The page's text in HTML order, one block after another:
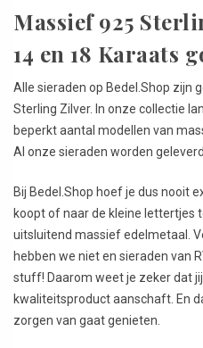
Massief 925
14 en 18 Karaats
Alle sieraden op Bedel.Shop zijn
Sterling Zilver. In onze collectie
beperkt aantal modellen van
Al onze sieraden worden
Bij Bedel.Shop hoef je dus nooit
koopt of naar de kleine lettertjes
uitsluitend massief edelmetaal.
hebben we niet en sieraden van
stuff! Daarom weet je zeker dat
kwaliteitsproduct aanschaft. En
zorgen van gaat genieten.